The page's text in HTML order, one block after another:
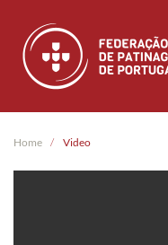
Skip to main content
Home Video